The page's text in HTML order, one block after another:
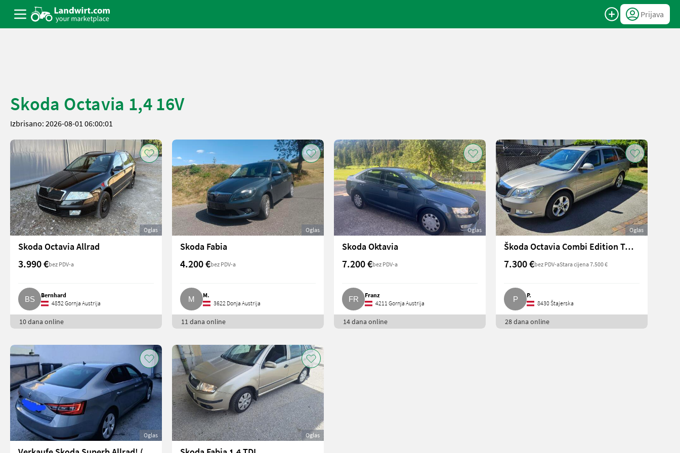
Prijava
Skoda Octavia 1,4 16V
Izbrisano: 2026-08-01 06:00:01
Oglas
Skoda Octavia Allrad
3.990 €bez PDV-a
Bernhard
4852 Gornja Austrija
10 dana online
Oglas
Skoda Fabia
4.200 €bez PDV-a
M.
3622 Donja Austrija
11 dana online
Oglas
Skoda Oktavia
7.200 €bez PDV-a
Franz
4211 Gornja Austrija
14 dana online
Oglas
Škoda Octavia Combi Edition Twenty, 105 PS Benzin, 2012
7.300 €bez PDV-aStara cijena 7.500 €
P.
8430 Štajerska
28 dana online
Oglas Oglas